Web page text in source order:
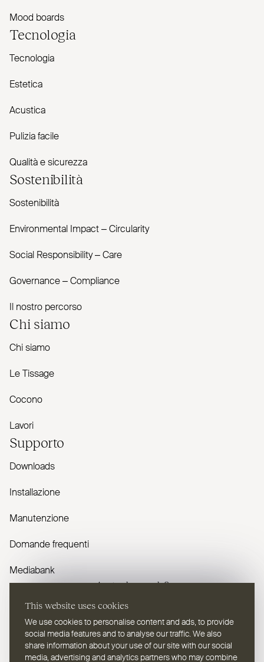
This website uses cookies
We use cookies to personalise content and ads, to provide
social media features and to analyse our traffic. We also
share information about your use of our site with our social
media, advertising and analytics partners who may combine
Mood boards
Tecnologia
Tecnologia
Estetica
Acustica
Pulizia facile
Qualità e sicurezza
Sostenibilità
Sostenibilità
Envi­ronmental Impact – Cir­cularity
Social Responsibility – Care
Governance – Com­pliance
Il nostro percorso
Chi siamo
Chi siamo
Le Tissage
Cocono
Lavori
Supporto
Downloads
Installazione
Manutenzione
Domande frequenti
Mediabank
Avete domande?